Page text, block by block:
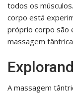
todos os
corpo está
próprio corpo são
massagem
A massagem